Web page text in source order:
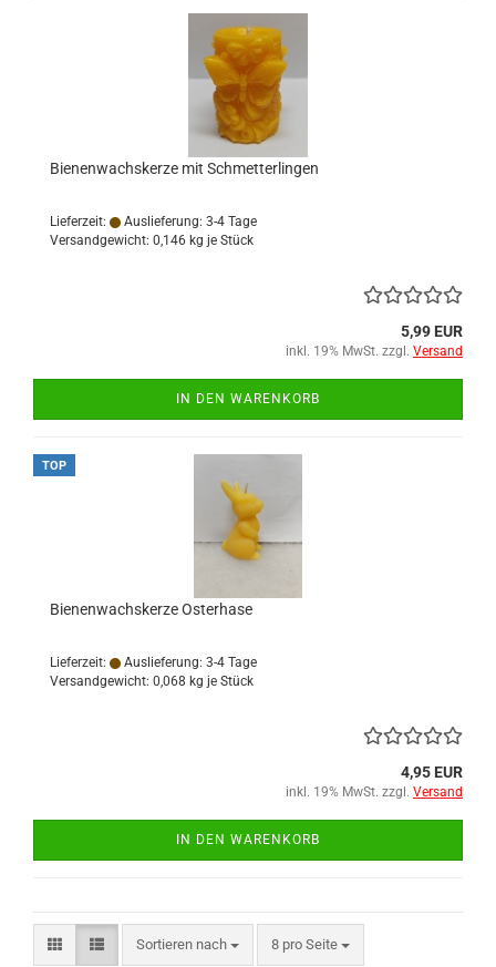
Bienenwachskerze mit Schmetterlingen
Lieferzeit:
Auslieferung: 3-4 Tage
Versandgewicht: 0,146 kg je Stück
5,99 EUR
inkl. 19% MwSt. zzgl. Versand
IN DEN WARENKORB
TOP
Bienenwachskerze Osterhase
Lieferzeit:
Auslieferung: 3-4 Tage
Versandgewicht: 0,068 kg je Stück
4,95 EUR
inkl. 19% MwSt. zzgl. Versand
IN DEN WARENKORB
Sortieren nach
Sortieren nach 8 pro Seite
pro Seite